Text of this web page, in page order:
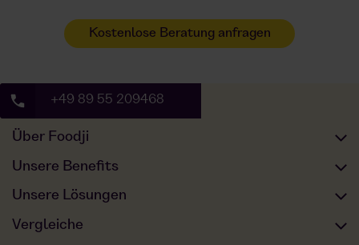
Kostenlose Beratung anfragen
+49 89 55 209468
Über Foodji
Unser Angebot
Unser Essen
Nachhaltigkeit
Unsere Benefits
Full Service
Mitarbeiterzufriedenheit
Unsere Lösungen
Büro und Verwaltung
Vergleiche